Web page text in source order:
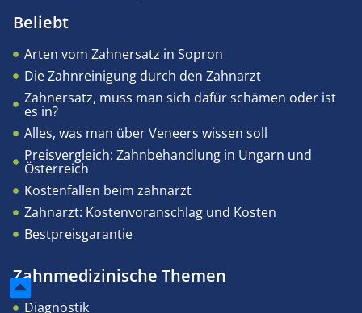
Beliebt
Arten vom Zahnersatz in Sopron
Die Zahnreinigung durch den Zahnarzt
Zahnersatz, muss man sich dafür schämen oder ist
es in?
Alles, was man über Veneers wissen soll
Preisvergleich: Zahnbehandlung in Ungarn und
Österreich
Kostenfallen beim zahnarzt
Zahnarzt: Kostenvoranschlag und Kosten
Bestpreisgarantie
Zahnmedizinische Themen
Diagnostik